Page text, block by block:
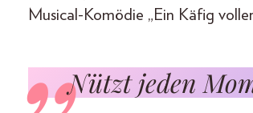
Musical-Komödie „Ein Käfig
Nützt jeden